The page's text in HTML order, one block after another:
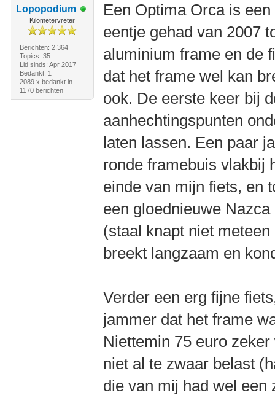
Lopopodium
Kilometervreter
Berichten: 2.364
Topics: 35
Lid sinds: Apr 2017
Bedankt: 1
2089 x bedankt in
1170 berichten
Een Optima Orca is
eentje gehad van 2007
aluminium frame en de
dat het frame wel kan
ook. De eerste keer bij
aanhechtingspunten
laten lassen. Een paar
ronde framebuis vlakbij
einde van mijn fiets, en
een gloednieuwe
(staal knapt niet
breekt langzaam en
Verder een erg fijne
jammer dat het frame
Niettemin 75 euro
niet al te zwaar belast
die van mij had wel